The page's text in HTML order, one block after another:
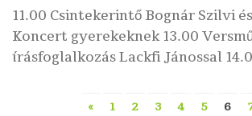
11.00 Csintekerintő Bognár Szilvi
Koncert gyerekeknek 13.00
írásfoglalkozás Lackfi Jánossal
« 1 2 3 4 5 6